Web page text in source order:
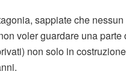
sappiate che
voler guardare una
non solo in